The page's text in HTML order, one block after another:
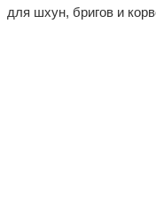
для шхун, бригов и